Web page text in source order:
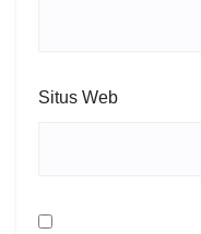
Situs Web